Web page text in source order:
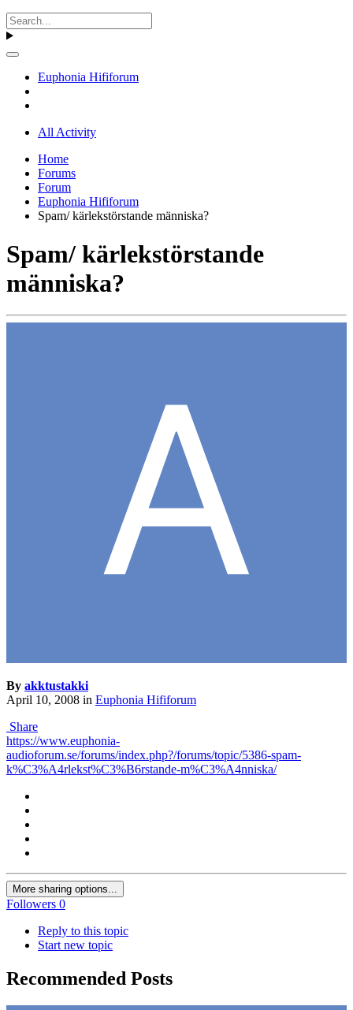
Euphonia Hififorum
All Activity
Home
Forums
Forum
Euphonia Hififorum
Spam/ kärlekstörstande människa?
Spam/ kärlekstörstande
människa?
By akktustakki
April 10, 2008 in Euphonia Hififorum
Share
https://www.euphonia-
audioforum.se/forums/index.php?/forums/topic/5386-spam-
k%C3%A4rlekst%C3%B6rstande-m%C3%A4nniska/
More sharing options...
Followers 0
Reply to this topic
Start new topic
Recommended Posts